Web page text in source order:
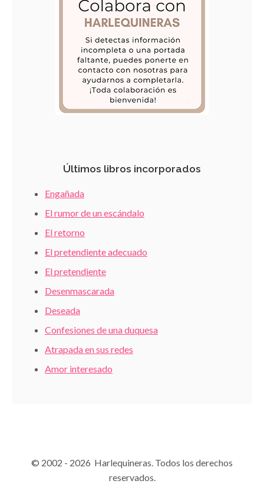
Últimos libros incorporados
Engañada
El rumor de un escándalo
El retorno
El pretendiente adecuado
El pretendiente
Desenmascarada
Deseada
Confesiones de una duquesa
Atrapada en sus redes
Amor interesado
© 2002 - 2026 Harlequineras. Todos los derechos
reservados.